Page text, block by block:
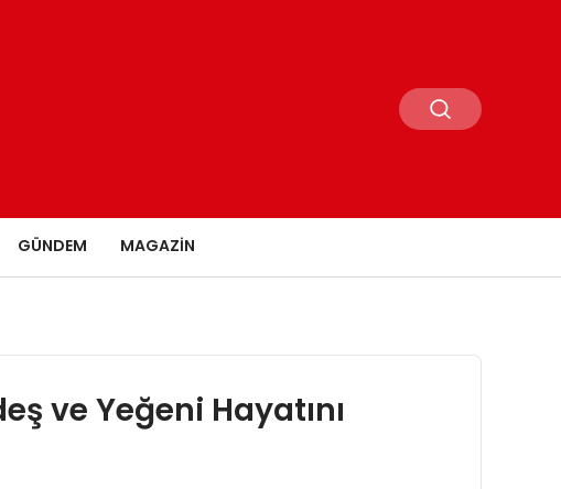
GÜNDEM MAGAZIN
ve Yeğeni Hayatını